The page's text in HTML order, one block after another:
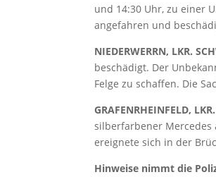
und 14:30 Uhr, zu einer
angefahren und
NIEDERWERRN, LKR.
beschädigt. Der
Felge zu schaffen. Die
GRAFENRHEINFELD,
silberfarbener Mercedes
ereignete sich in der
Hinweise nimmt die